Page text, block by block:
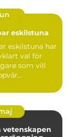
eskilstuna
eskilstuna har
val för
som vill
vetenskapen